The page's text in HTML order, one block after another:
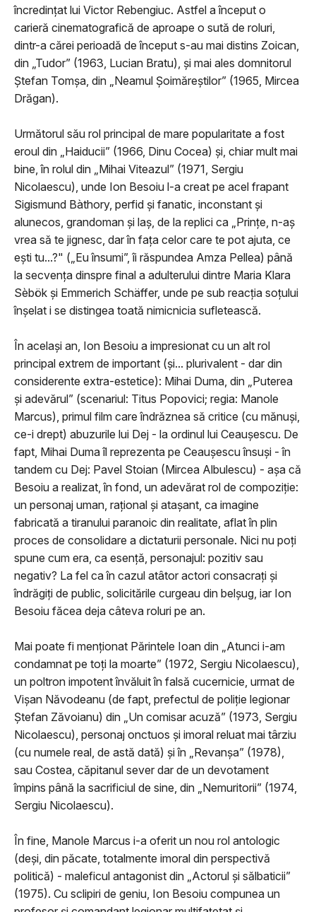
încredinţat lui Victor Rebengiuc. Astfel a început o
carieră cinematografică de aproape o sută de roluri,
dintr-a cărei perioadă de început s-au mai distins Zoican,
din „Tudor” (1963, Lucian Bratu), şi mai ales domnitorul
Ştefan Tomşa, din „Neamul Șoimăreștilor” (1965, Mircea
Drăgan).
Următorul său rol principal de mare popularitate a fost
eroul din „Haiducii” (1966, Dinu Cocea) şi, chiar mult mai
bine, în rolul din „Mihai Viteazul” (1971, Sergiu
Nicolaescu), unde Ion Besoiu l-a creat pe acel frapant
Sigismund Bàthory, perfid şi fanatic, inconstant şi
alunecos, grandoman şi laş, de la replici ca „Prinţe, n-aş
vrea să te jignesc, dar în faţa celor care te pot ajuta, ce
eşti tu...?" („Eu însumi”, îi răspundea Amza Pellea) până
la secvenţa dinspre final a adulterului dintre Maria Klara
Sèbök şi Emmerich Schäffer, unde pe sub reacţia soţului
înşelat i se distingea toată nimicnicia sufletească.
În acelaşi an, Ion Besoiu a impresionat cu un alt rol
principal extrem de important (şi... plurivalent - dar din
considerente extra-estetice): Mihai Duma, din „Puterea
și adevărul” (scenariul: Titus Popovici; regia: Manole
Marcus), primul film care îndrăznea să critice (cu mănuşi,
ce-i drept) abuzurile lui Dej - la ordinul lui Ceauşescu. De
fapt, Mihai Duma îl reprezenta pe Ceauşescu însuşi - în
tandem cu Dej: Pavel Stoian (Mircea Albulescu) - aşa că
Besoiu a realizat, în fond, un adevărat rol de compoziţie:
un personaj uman, raţional şi ataşant, ca imagine
fabricată a tiranului paranoic din realitate, aflat în plin
proces de consolidare a dictaturii personale. Nici nu poţi
spune cum era, ca esenţă, personajul: pozitiv sau
negativ? La fel ca în cazul atâtor actori consacraţi şi
îndrăgiţi de public, solicitările curgeau din belşug, iar Ion
Besoiu făcea deja câteva roluri pe an.
Mai poate fi menţionat Părintele Ioan din „Atunci i-am
condamnat pe toți la moarte” (1972, Sergiu Nicolaescu),
un poltron impotent învăluit în falsă cucernicie, urmat de
Vişan Năvodeanu (de fapt, prefectul de poliţie legionar
Ştefan Zăvoianu) din „Un comisar acuză” (1973, Sergiu
Nicolaescu), personaj onctuos şi imoral reluat mai târziu
(cu numele real, de astă dată) şi în „Revanșa” (1978),
sau Costea, căpitanul sever dar de un devotament
împins până la sacrificiul de sine, din „Nemuritorii” (1974,
Sergiu Nicolaescu).
În fine, Manole Marcus i-a oferit un nou rol antologic
(deşi, din păcate, totalmente imoral din perspectivă
politică) - maleficul antagonist din „Actorul și sălbaticii”
(1975). Cu sclipiri de geniu, Ion Besoiu compunea un